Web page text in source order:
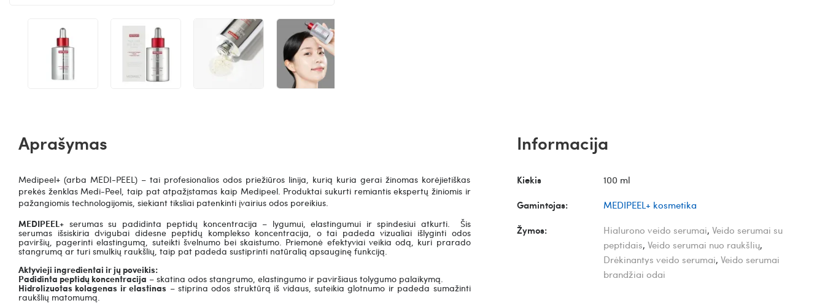
Aprašymas
Medipeel+ (arba MEDI-PEEL) – tai profesionalios odos priežiūros linija, kurią kuria gerai žinomas korėjietiškas
prekės ženklas Medi-Peel, taip pat atpažįstamas kaip Medipeel. Produktai sukurti remiantis ekspertų žiniomis ir
pažangiomis technologijomis, siekiant tiksliai patenkinti įvairius odos poreikius.
MEDIPEEL+ serumas su padidinta peptidų koncentracija – lygumui, elastingumui ir spindesiui atkurti. Šis
serumas išsiskiria dvigubai didesne peptidų komplekso koncentracija, o tai padeda vizualiai išlyginti odos
paviršių, pagerinti elastingumą, suteikti švelnumo bei skaistumo. Priemonė efektyviai veikia odą, kuri prarado
stangrumą ar turi smulkių raukšlių, taip pat padeda sustiprinti natūralią apsauginę funkciją.
Aktyvieji ingredientai ir jų poveikis:
Padidinta peptidų koncentracija – skatina odos stangrumo, elastingumo ir paviršiaus tolygumo palaikymą.
Hidrolizuotas kolagenas ir elastinas – stiprina odos struktūrą iš vidaus, suteikia glotnumo ir padeda sumažinti
raukšlių matomumą.
Informacija
Kiekis
100 ml
Gamintojas:
MEDIPEEL+ kosmetika
Žymos:
Hialurono veido serumai, Veido serumai su
peptidais, Veido serumai nuo raukšlių,
Drėkinantys veido serumai, Veido serumai
brandžiai odai